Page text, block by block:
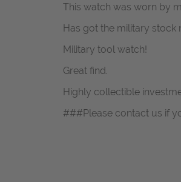
This watch was worn by
Has got the military stock
Military tool watch!
Great find.
Highly collectible
###Please contact us if